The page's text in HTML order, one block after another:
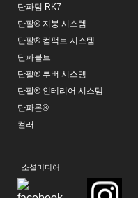
단파텀 RK7
단팔® 지붕 시스템
단팔® 컴팩트 시스템
단파볼트
단팔® 루버 시스템
단팔® 인테리어 시스템
단파론®
컬러
소셜미디어